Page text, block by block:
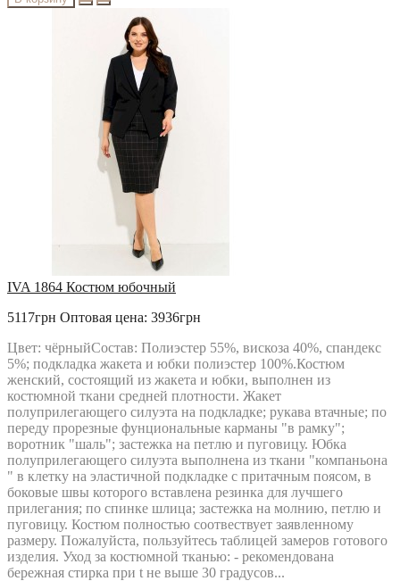
IVA 1864 Костюм юбочный
5117грн Оптовая цена: 3936грн
Цвет: чёрныйСостав: Полиэстер 55%, вискоза 40%, спандекс
5%; подкладка жакета и юбки полиэстер 100%.Костюм
женский, состоящий из жакета и юбки, выполнен из
костюмной ткани средней плотности. Жакет
полуприлегающего силуэта на подкладке; рукава втачные; по
переду прорезные фунциональные карманы "в рамку";
воротник "шаль"; застежка на петлю и пуговицу. Юбка
полуприлегающего силуэта выполнена из ткани "компаньона
" в клетку на эластичной подкладке с притачным поясом, в
боковые швы которого вставлена резинка для лучшего
прилегания; по спинке шлица; застежка на молнию, петлю и
пуговицу. Костюм полностью соотвествует заявленному
размеру. Пожалуйста, пользуйтесь таблицей замеров готового
изделия. Уход за костюмной тканью: - рекомендована
бережная стирка при t не выше 30 градусов...